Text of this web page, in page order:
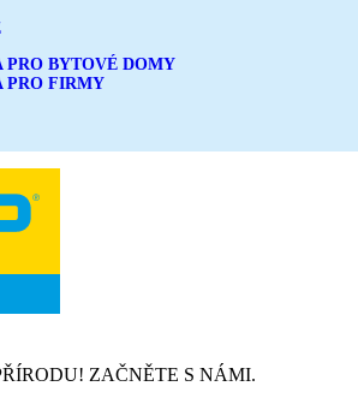
BYTOVÉ DOMY
PRO FIRMY
ZAČNĚTE S NÁMI.